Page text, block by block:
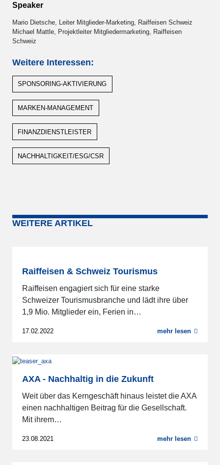
Speaker
Mario Dietsche, Leiter Mitglieder-Marketing, Raiffeisen Schweiz
Michael Mattle, Projektleiter Mitgliedermarketing, Raiffeisen
Schweiz
Weitere Interessen:
SPONSORING-AKTIVIERUNG
MARKEN-MANAGEMENT
FINANZDIENSTLEISTER
NACHHALTIGKEIT/ESG/CSR
WEITERE ARTIKEL
Raiffeisen & Schweiz Tourismus
Raiffeisen engagiert sich für eine starke
Schweizer Tourismusbranche und lädt ihre über
1,9 Mio. Mitglieder ein, Ferien in…
17.02.2022 mehr lesen
AXA - Nachhaltig in die Zukunft
Weit über das Kerngeschäft hinaus leistet die AXA
einen nachhaltigen Beitrag für die Gesellschaft.
Mit ihrem…
23.08.2021 mehr lesen